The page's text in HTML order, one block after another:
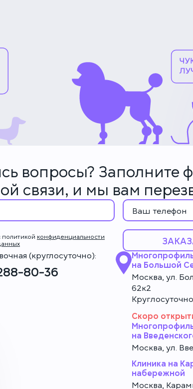
вопросы? Заполните
связи, и мы вам
конфиденциальности
(круглосуточно):
80-36
на Большой
Москва, ул.
62к2
Круглосуточно
Скоро
на
Москва, ул.
Клиника на
набережной
Москва,